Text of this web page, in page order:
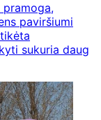
pramoga,
paviršiumi
sukuria daug